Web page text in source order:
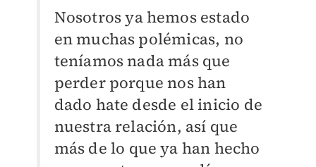
Nosotros ya hemos estado
en muchas polémicas, no
teníamos nada más que
perder porque nos han
dado hate desde el inicio de
nuestra relación, así que
más de lo que ya han hecho